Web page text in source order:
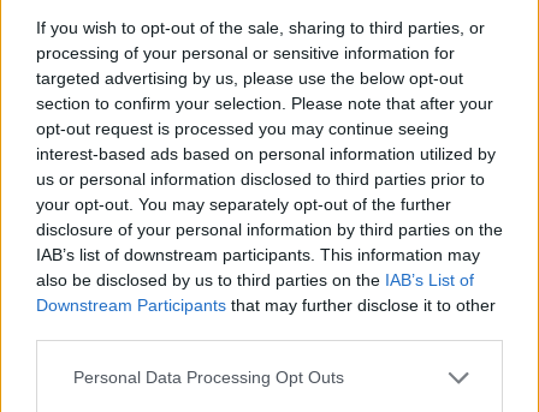
If you wish to opt-out of the sale, sharing to third parties, or
processing of your personal or sensitive information for
targeted advertising by us, please use the below opt-out
section to confirm your selection. Please note that after your
opt-out request is processed you may continue seeing
interest-based ads based on personal information utilized by
us or personal information disclosed to third parties prior to
your opt-out. You may separately opt-out of the further
disclosure of your personal information by third parties on the
IAB’s list of downstream participants. This information may
also be disclosed by us to third parties on the IAB’s List of
Downstream Participants that may further disclose it to other
Personal Data Processing Opt Outs
lelassítás volt. Kerekes Emőke szerint azt
szerették volna, hogy a néző „egy flowba
kerüljön”, és ne egy konkrét történetet
kövessen, hanem egy állapotba érkezzen
meg. A férfi és nő jelenléte, a táj, a zene és
a hangok együtt egy olyan finom,
elmozdított valóságérzetet hoznak létre,
amely „nem szakít ki teljesen a
érzékenyebb réteget”.